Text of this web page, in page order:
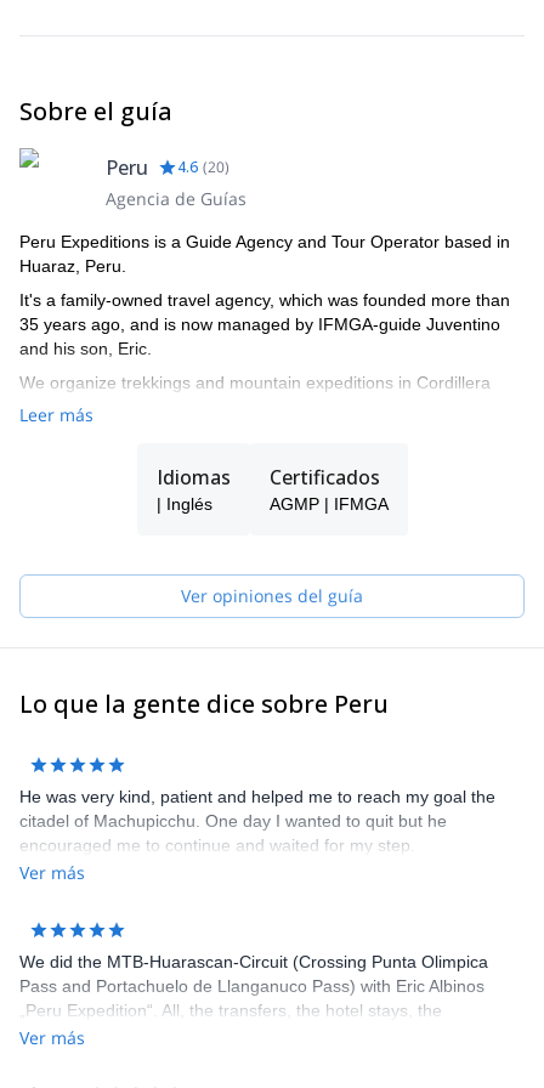
Sobre el guía
Peru 4.6 (20)
Agencia de Guías
Peru Expeditions is a Guide Agency and Tour Operator based in
Huaraz, Peru.
It's a family-owned travel agency, which was founded more than
35 years ago, and is now managed by IFMGA-guide Juventino
and his son, Eric.
We organize trekkings and mountain expeditions in Cordillera
Blanca, and all around Peru.
Leer más
Idiomas
| Inglés
Certificados
AGMP | IFMGA
Ver opiniones del guía
Lo que la gente dice sobre Peru
He was very kind, patient and helped me to reach my goal the
citadel of Machupicchu. One day I wanted to quit but he
encouraged me to continue and waited for my step.
Ver más
We did the MTB-Huarascan-Circuit (Crossing Punta Olimpica
Pass and Portachuelo de Llanganuco Pass) with Eric Albinos
„Peru Expedition“. All, the transfers, the hotel stays, the
acclimatization tours and the circuit itself, was well organized. Eric
Guide Joni is an excellent mountain bike-guide and good tailor
Ver más